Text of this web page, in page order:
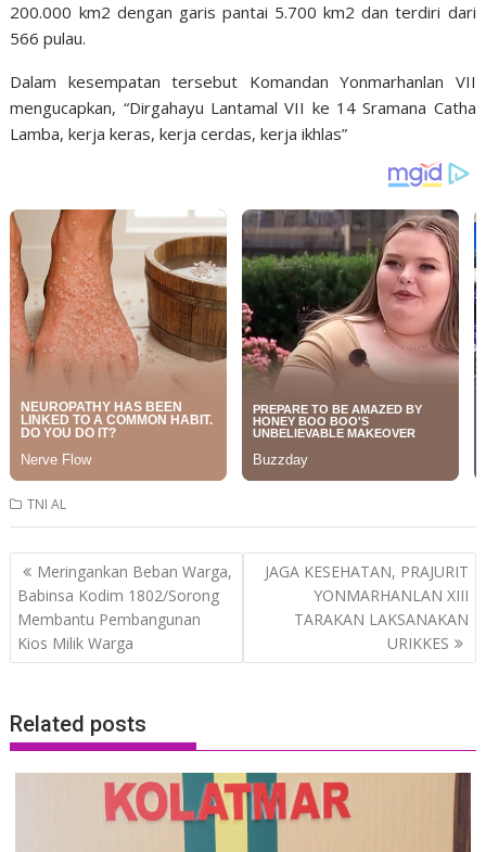
200.000 km2 dengan garis pantai 5.700 km2 dan terdiri dari
566 pulau.
Dalam kesempatan tersebut Komandan Yonmarhanlan VII
mengucapkan, “Dirgahayu Lantamal VII ke 14 Sramana Catha
Lamba, kerja keras, kerja cerdas, kerja ikhlas”
TNI AL
Post
navigation
Meringankan Beban Warga,
Babinsa Kodim 1802/Sorong
Membantu Pembangunan
Kios Milik Warga
JAGA KESEHATAN, PRAJURIT
YONMARHANLAN XIII
TARAKAN LAKSANAKAN
URIKKES
Related posts